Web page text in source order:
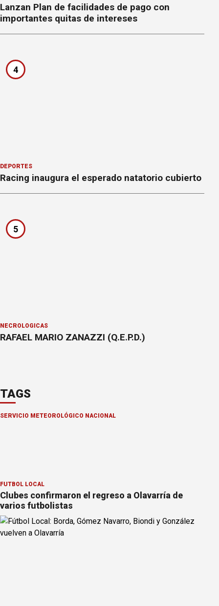
Lanzan Plan de facilidades de pago con
importantes quitas de intereses
4
DEPORTES
Racing inaugura el esperado natatorio cubierto
5
NECROLÓGICAS
RAFAEL MARIO ZANAZZI (Q.E.P.D.)
TAGS
SERVICIO METEOROLÓGICO NACIONAL
FÚTBOL LOCAL
Clubes confirmaron el regreso a Olavarría de
varios futbolistas